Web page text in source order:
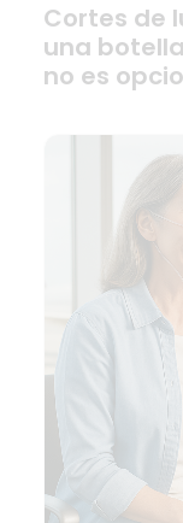
Cortes de
una
no es